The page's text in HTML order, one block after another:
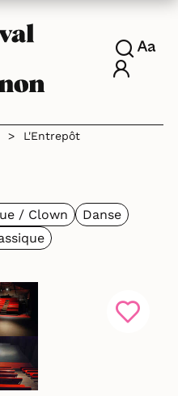
> L'Entrepôt
/ Clown
Danse